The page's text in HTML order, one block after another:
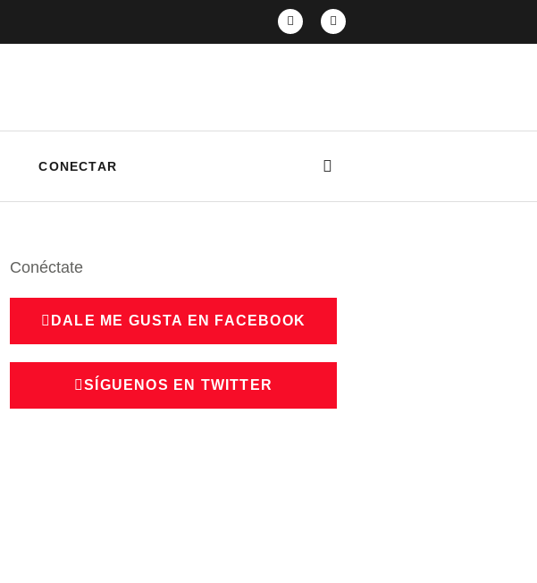
CONECTAR
Conéctate
DALE ME GUSTA EN FACEBOOK
SÍGUENOS EN TWITTER